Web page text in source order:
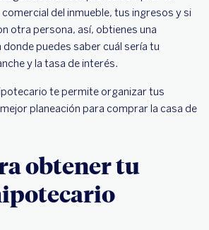
comercial del inmueble, tus ingresos y si
otra persona, así, obtienes una
puedes saber cuál sería tu
y la tasa de interés.
te permite organizar tus
planeación para comprar la casa de
obtener tu